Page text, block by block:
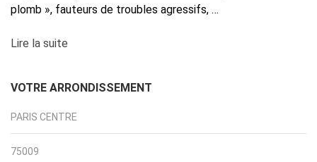
plomb », fauteurs de troubles agressifs, …
Lire la suite
VOTRE ARRONDISSEMENT
PARIS CENTRE
75009